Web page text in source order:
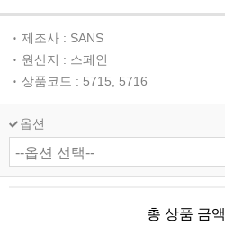
제조사 : SANS
원산지 : 스페인
상품코드 : 5715, 5716
옵션
총 상품 금액